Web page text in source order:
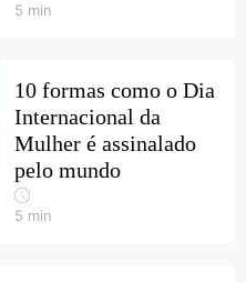
5 min
10 formas como o Dia
Internacional da
Mulher é assinalado
pelo mundo
5 min